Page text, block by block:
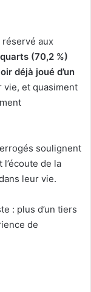
réservé aux
(70,2 %)
déjà joué d’un
vie, et quasiment
soulignent
de la
leur vie.
: plus d’un tiers
de